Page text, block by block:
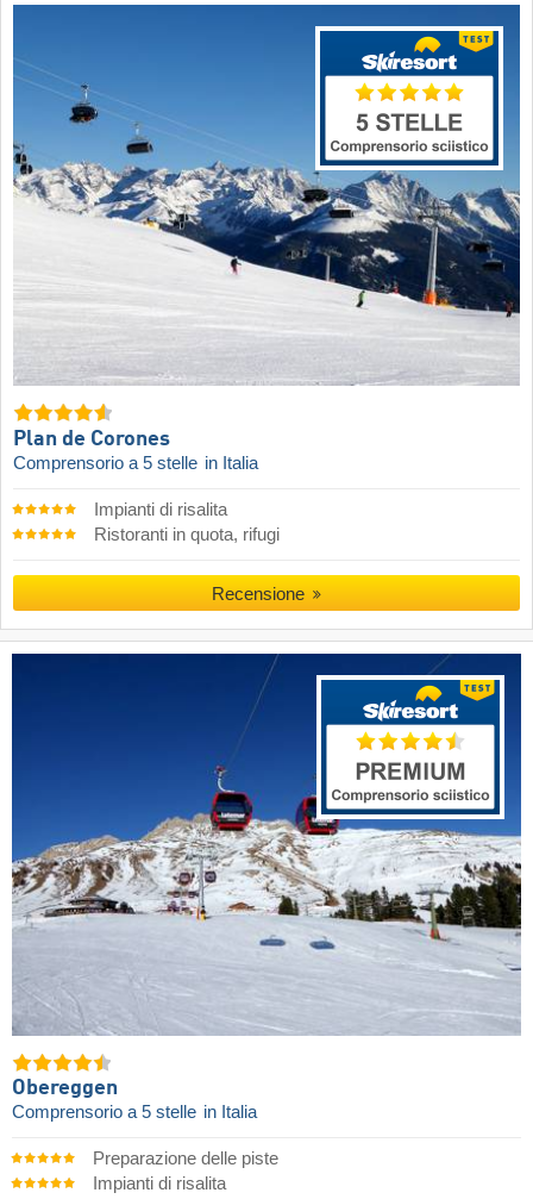
Plan de Corones
Comprensorio a 5 stelle in Italia
Impianti di risalita
Ristoranti in quota, rifugi
Recensione
Obereggen
Comprensorio a 5 stelle in Italia
Preparazione delle piste
Impianti di risalita